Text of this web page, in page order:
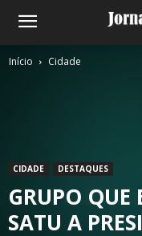
Início Cidade
CIDADE DESTAQUES
GRUPO QUE
SATU A